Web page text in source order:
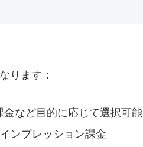
ります：
など目的に応じて選択可能
ンプレッション課金